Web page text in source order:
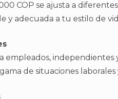
COP se ajusta a
y adecuada a tu estilo de
empleados,
de situaciones laborales